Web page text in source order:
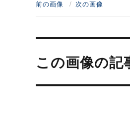
前の画像 次の画像
投
ナ
ビ
ー
この画像の記